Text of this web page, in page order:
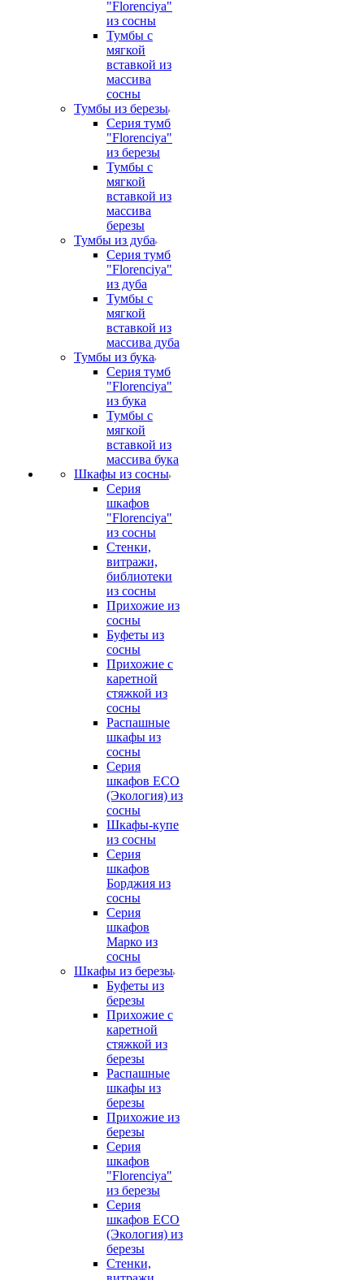
"Florenciya"
из сосны
Тумбы с
мягкой
вставкой из
массива
сосны
Тумбы из березы
Серия тумб
"Florenciya"
из березы
Тумбы с
мягкой
вставкой из
массива
березы
Тумбы из дуба
Серия тумб
"Florenciya"
из дуба
Тумбы с
мягкой
вставкой из
массива дуба
Тумбы из бука
Серия тумб
"Florenciya"
из бука
Тумбы с
мягкой
вставкой из
массива бука
Шкафы из сосны
Серия
шкафов
"Florenciya"
из сосны
Стенки,
витражи,
библиотеки
из сосны
Прихожие из
сосны
Буфеты из
сосны
Прихожие с
каретной
стяжкой из
сосны
Распашные
шкафы из
сосны
Серия
шкафов ECO
(Экология) из
сосны
Шкафы-купе
из сосны
Серия
шкафов
Борджия из
сосны
Серия
шкафов
Марко из
сосны
Шкафы из березы
Буфеты из
березы
Прихожие с
каретной
стяжкой из
березы
Распашные
шкафы из
березы
Прихожие из
березы
Серия
шкафов
"Florenciya"
из березы
Серия
шкафов ECO
(Экология) из
березы
Стенки,